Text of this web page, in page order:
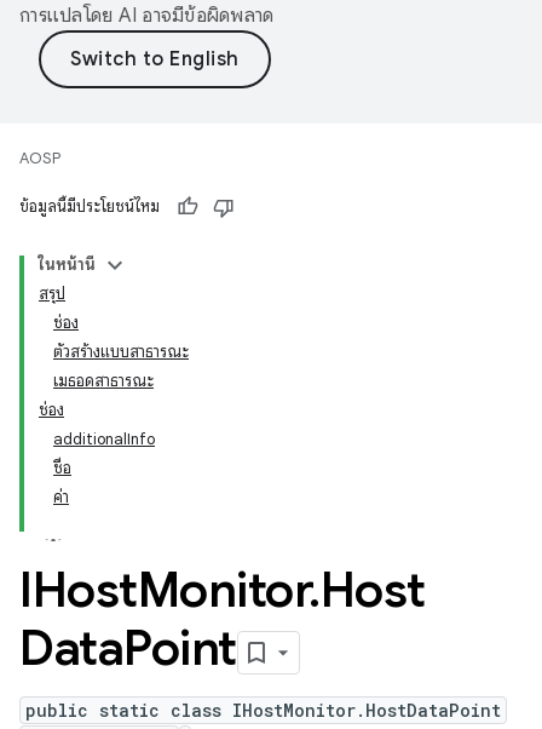
การแปลโดย AI อาจมีข้อผิดพลาด
AOSP
ข้อมูลนี้มีประโยชน์ไหม
ในหน้านี้
สรุป
ช่อง
ตัวสร้างแบบสาธารณะ
เมธอดสาธารณะ
ช่อง
additionalInfo
ชื่อ
ค่า
IHostMonitor.Host
DataPoint
public static class IHostMonitor.HostDataPoint